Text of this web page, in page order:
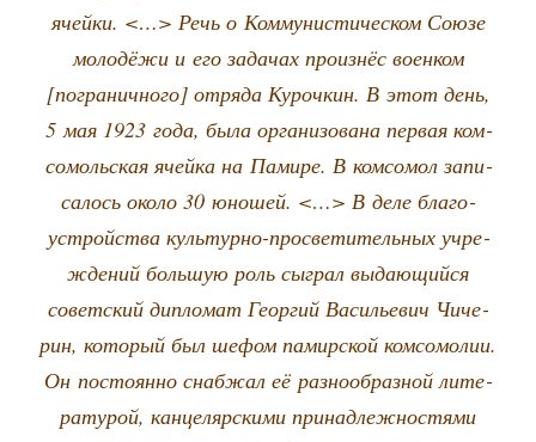
ячей­ки. <…> Речь о Ком­му­ни­сти­че­ском Сою­зе
моло­дё­жи и его зада­чах про­из­нёс воен­ком
[погра­нич­но­го] отря­да Куроч­кин. В этот день,
5 мая 1923 года, была орга­ни­зо­ва­на пер­вая ком­
со­моль­ская ячей­ка на Пами­ре. В ком­со­мол запи­
са­лось око­ло 30 юно­шей. <…> В деле бла­го­
устрой­ства куль­тур­но-про­све­ти­тель­ных учре­
жде­ний боль­шую роль сыг­рал выда­ю­щий­ся
совет­ский дипло­мат Геор­гий Васи­лье­вич Чиче­
рин, кото­рый был шефом памир­ской ком­со­мо­лии.
Он посто­ян­но снаб­жал её раз­но­об­раз­ной лите­
ра­ту­рой, кан­це­ляр­ски­ми при­над­леж­но­стя­ми